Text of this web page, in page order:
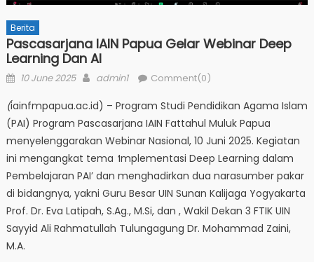
Berita
Pascasarjana IAIN Papua Gelar Webinar Deep
Learning Dan AI
Posted
10 June 2025 Author
admin1 Comment(0)
(iainfmpapua.ac.id) – Program Studi Pendidikan Agama Islam
(PAI) Program Pascasarjana IAIN Fattahul Muluk Papua
menyelenggarakan Webinar Nasional, 10 Juni 2025. Kegiatan
ini mengangkat tema ‘Implementasi Deep Learning dalam
Pembelajaran PAI’ dan menghadirkan dua narasumber pakar
di bidangnya, yakni Guru Besar UIN Sunan Kalijaga Yogyakarta
Prof. Dr. Eva Latipah, S.Ag., M.Si, dan , Wakil Dekan 3 FTIK UIN
Sayyid Ali Rahmatullah Tulungagung Dr. Mohammad Zaini,
M.A.